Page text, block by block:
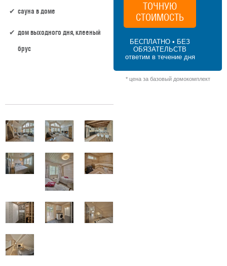
сауна в доме
дом выходного дня, клееный
брус
ТОЧНУЮ
СТОИМОСТЬ
БЕСПЛАТНО • БЕЗ
ОБЯЗАТЕЛЬСТВ
ответим в течение дня
* цена за базовый домокомплект